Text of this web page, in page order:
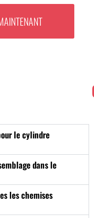
le cylindre
dans le
les chemises